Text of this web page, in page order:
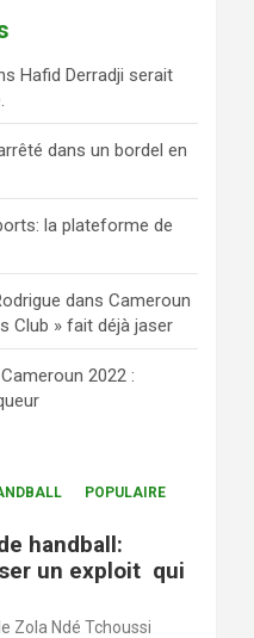
Hafid Derradji serait
dans un bordel en
la plateforme de
dansCameroun
Club » fait déjà jaser
2022 :
POPULAIRE
handball:
un exploit qui
Zola Ndé Tchoussi